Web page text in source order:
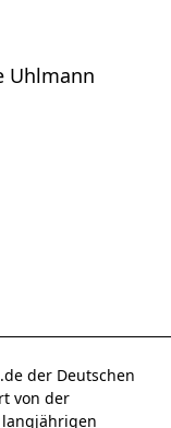
Uhlmann
der Deutschen
von der